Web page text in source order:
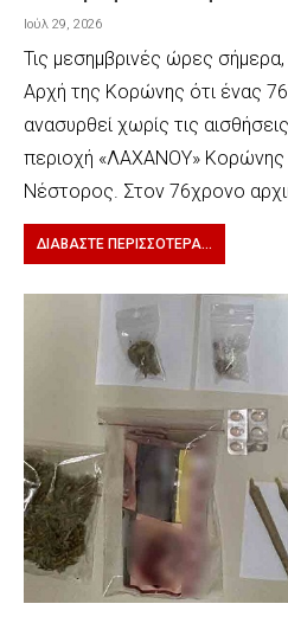
Ιούλ 29, 2026
Τις μεσημβρινές ώρες
Αρχή της Κορώνης ότι ένας
ανασυρθεί χωρίς τις
περιοχή «ΛΑΧΑΝΟΥ» Κορώνης
Νέστορος. Στον 76χρονο
ΔΙΑΒΆΣΤΕ ΠΕΡΙΣΣΌΤΕΡΑ...